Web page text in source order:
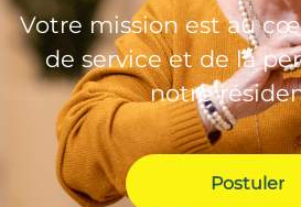
Votre mission est au
de service et de la
notre
Postuler